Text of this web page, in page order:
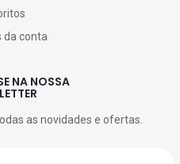
da conta
NA NOSSA
as novidades e ofertas.